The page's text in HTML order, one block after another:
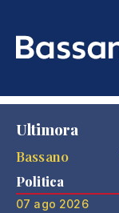
Ultimora
Bassano
Politica
07 ago 2026